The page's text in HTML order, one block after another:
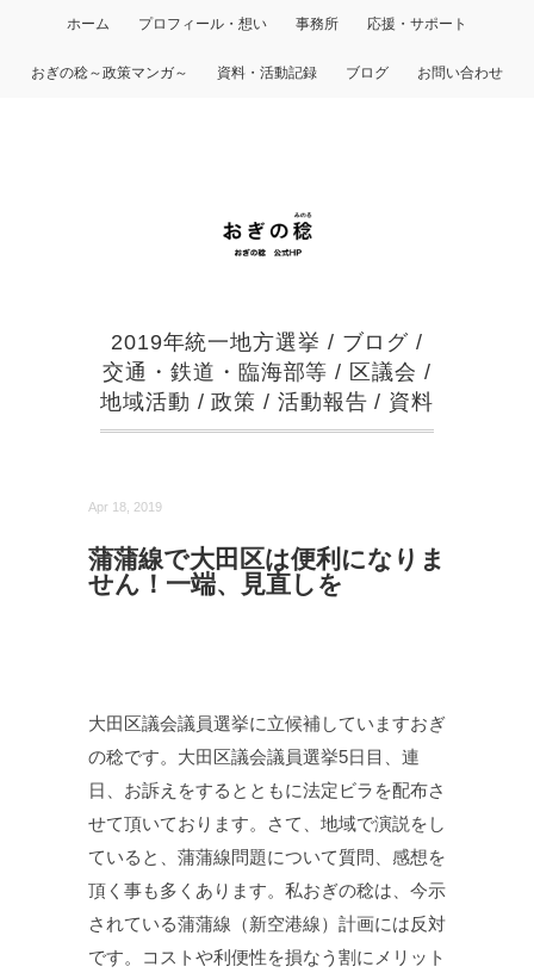
ホーム プロフィール・想い 事務所 応援・サポート
おぎの稔～政策マンガ～ 資料・活動記録 ブログ お問い合わせ
2019年統一地方選挙 / ブログ /
交通・鉄道・臨海部等 / 区議会 /
地域活動 /政策 / 活動報告 / 資料
Apr 18, 2019
蒲蒲線で大田区は便利になりま
せん！一端、見直しを
大田区議会議員選挙に立候補していますおぎ
の稔です。大田区議会議員選挙5日目、連
日、お訴えをするとともに法定ビラを配布さ
せて頂いております。さて、地域で演説をし
ていると、蒲蒲線問題について質問、感想を
頂く事も多くあります。私おぎの稔は、今示
されている蒲蒲線（新空港線）計画には反対
です。コストや利便性を損なう割にメリット